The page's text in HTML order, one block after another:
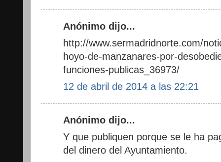
Anónimo dijo...
http://www.sermadridnorte.com/
hoyo-de-manzanares-por-
funciones-publicas_36973/
12 de abril de 2014 a las 22:21
Anónimo dijo...
Y que publiquen porque se le ha
del dinero del Ayuntamiento.